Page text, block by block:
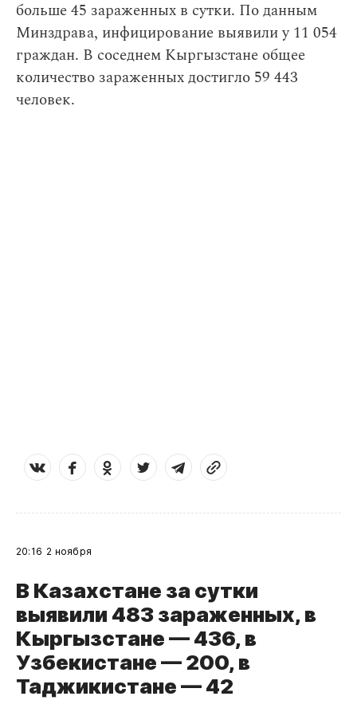
больше 45 зараженных в сутки. По данным
Минздрава, инфицирование выявили у 11 054
граждан. В соседнем Кыргызстане общее
количество зараженных достигло 59 443
человек.
20:16 2 ноября
В Казахстане за сутки
выявили 483 зараженных, в
Кыргызстане — 436, в
Узбекистане — 200, в
Таджикистане — 42